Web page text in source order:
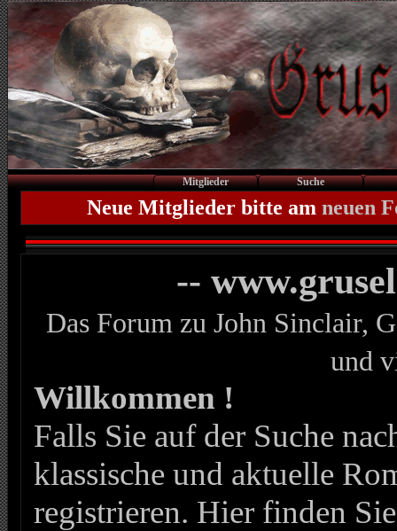
Mitglieder Suche
Neue Mitglieder bitte am neuen
--
Das Forum zu John Sinclair,
und
Willkommen !
Falls Sie auf der Suche
klassische und aktuelle
registrieren. Hier finden